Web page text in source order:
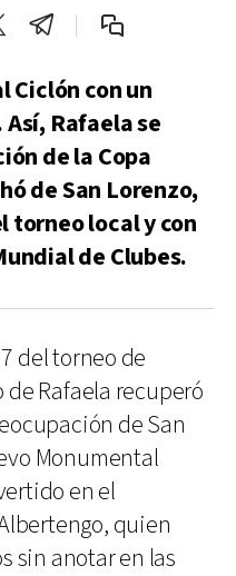
Ciclón con un
Rafaela se
de la Copa
de San Lorenzo,
torneo local y con
de Clubes.
del torneo de
Rafaela recuperó
de San
Monumental
en el
quien
sin anotar en las